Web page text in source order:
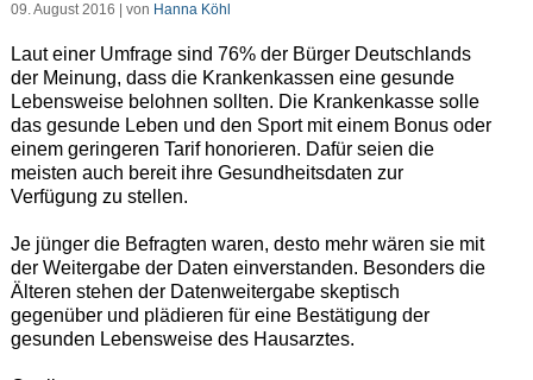
09. August 2016 | von Hanna Köhl
Laut einer Umfrage sind 76% der Bürger Deutschlands
der Meinung, dass die Krankenkassen eine gesunde
Lebensweise belohnen sollten. Die Krankenkasse solle
das gesunde Leben und den Sport mit einem Bonus oder
einem geringeren Tarif honorieren. Dafür seien die
meisten auch bereit ihre Gesundheitsdaten zur
Verfügung zu stellen.
Je jünger die Befragten waren, desto mehr wären sie mit
der Weitergabe der Daten einverstanden. Besonders die
Älteren stehen der Datenweitergabe skeptisch
gegenüber und plädieren für eine Bestätigung der
gesunden Lebensweise des Hausarztes.